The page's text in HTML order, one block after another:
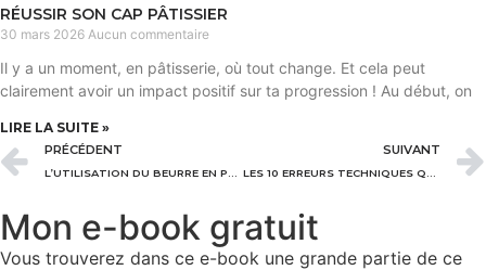
RÉUSSIR SON CAP PÂTISSIER
30 mars 2026 Aucun commentaire
Il y a un moment, en pâtisserie, où tout change. Et cela peut
clairement avoir un impact positif sur ta progression ! Au début, on
LIRE LA SUITE »
PRÉCÉDENT SUIVANT
Mon e-book gratuit
Vous trouverez dans ce e-book une grande partie de ce